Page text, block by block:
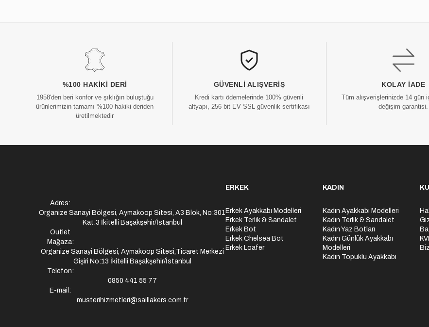
%100 HAKIKI DERI
1958'den beri konfor ve şıklığın buluştuğu
ürünlerimizin tamamı %100 hakiki deriden
üretilmektedir
GÜVENLI ALIŞVERIŞ
Kredi kartı ödemelerinde 100% güvenli
altyapı, 256-bit EV SSL güvenlik sertifikası
KOLAY İADE
Tüm alışverişlerinizde 14 gün
değişim garantisi.
Adres:
Organize Sanayi Bölgesi, Aymakoop Sitesi, A3 Blok, No:301
Kat:3 İkitelli Başakşehir/İstanbul
Outlet
Mağaza:
Organize Sanayi Bölgesi, Aymakoop Sitesi,Ticaret Merkezi
Gişiri No:13 İkitelli Başakşehir/İstanbul
Telefon:
0850 441 55 77
E-mail:
musterihizmetleri@saillakers.com.tr
ERKEK
Erkek Ayakkabı Modelleri
Erkek Terlik & Sandalet
Erkek Bot
Erkek Chelsea Bot
Erkek Loafer
KADIN
Kadın Ayakkabı Modelleri
Kadın Terlik & Sandalet
Kadın Yaz Botları
Kadın Günlük Ayakkabı
Modelleri
Kadın Topuklu Ayakkabı